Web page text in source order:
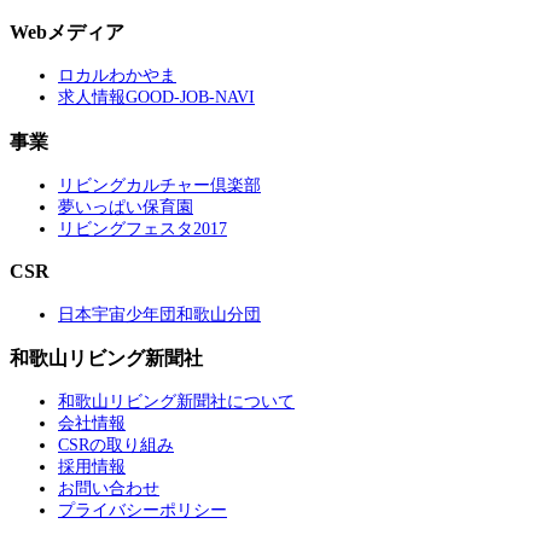
Webメディア
ロカルわかやま
求人情報GOOD-JOB-NAVI
事業
リビングカルチャー倶楽部
夢いっぱい保育園
リビングフェスタ2017
CSR
日本宇宙少年団和歌山分団
和歌山リビング新聞社
和歌山リビング新聞社について
会社情報
CSRの取り組み
採用情報
お問い合わせ
プライバシーポリシー